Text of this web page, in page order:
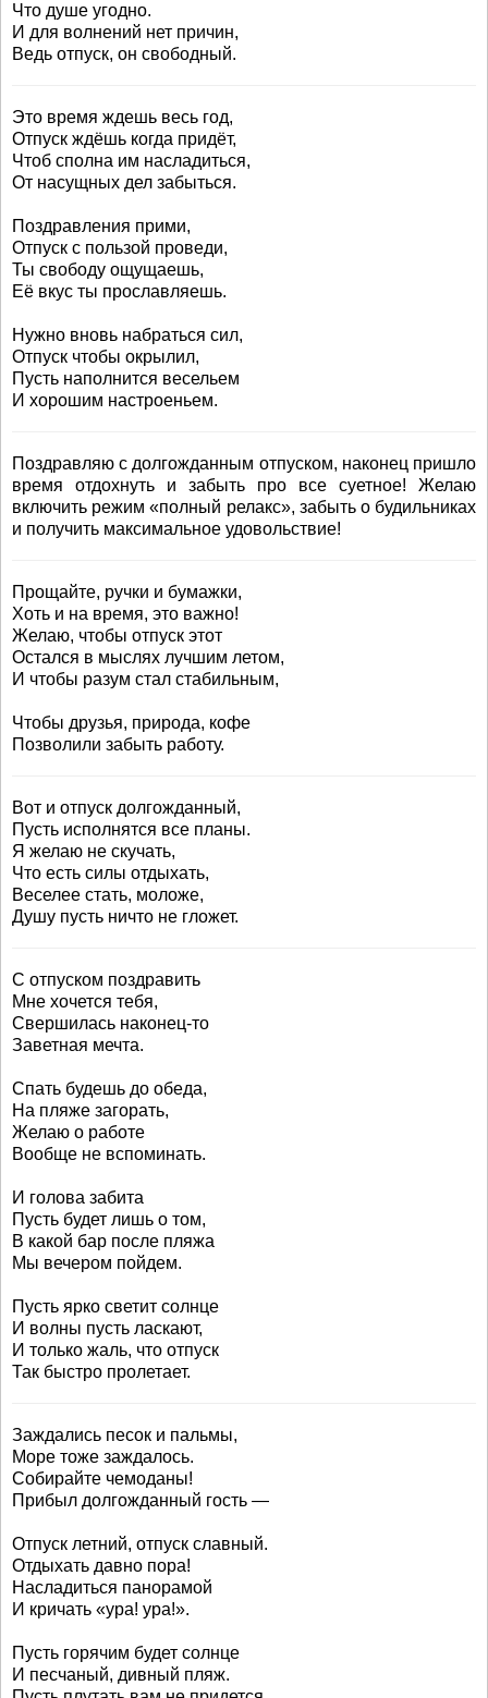
Что душе угодно.
И для волнений нет причин,
Ведь отпуск, он свободный.
Это время ждешь весь год,
Отпуск ждёшь когда придёт,
Чтоб сполна им насладиться,
От насущных дел забыться.
Поздравления прими,
Отпуск с пользой проведи,
Ты свободу ощущаешь,
Её вкус ты прославляешь.
Нужно вновь набраться сил,
Отпуск чтобы окрылил,
Пусть наполнится весельем
И хорошим настроеньем.
Поздравляю с долгожданным отпуском, наконец пришло
время отдохнуть и забыть про все суетное! Желаю
включить режим «полный релакс», забыть о будильниках
и получить максимальное удовольствие!
Прощайте, ручки и бумажки,
Хоть и на время, это важно!
Желаю, чтобы отпуск этот
Остался в мыслях лучшим летом,
И чтобы разум стал стабильным,
Чтобы друзья, природа, кофе
Позволили забыть работу.
Вот и отпуск долгожданный,
Пусть исполнятся все планы.
Я желаю не скучать,
Что есть силы отдыхать,
Веселее стать, моложе,
Душу пусть ничто не гложет.
С отпуском поздравить
Мне хочется тебя,
Свершилась наконец-то
Заветная мечта.
Спать будешь до обеда,
На пляже загорать,
Желаю о работе
Вообще не вспоминать.
И голова забита
Пусть будет лишь о том,
В какой бар после пляжа
Мы вечером пойдем.
Пусть ярко светит солнце
И волны пусть ласкают,
И только жаль, что отпуск
Так быстро пролетает.
Заждались песок и пальмы,
Море тоже заждалось.
Собирайте чемоданы!
Прибыл долгожданный гость —
Отпуск летний, отпуск славный.
Отдыхать давно пора!
Насладиться панорамой
И кричать «ура! ура!».
Пусть горячим будет солнце
И песчаный, дивный пляж.